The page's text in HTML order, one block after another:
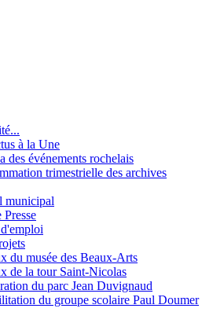
à la Une
des événements rochelais
trimestrielle des archives
municipal
Presse
du musée des Beaux-Arts
de la tour Saint-Nicolas
du parc Jean Duvignaud
du groupe scolaire Paul Doumer